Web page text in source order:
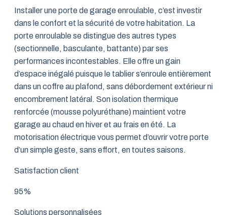
Installer une porte de garage enroulable, c’est investir
dans le confort et la sécurité de votre habitation. La
porte enroulable se distingue des autres types
(sectionnelle, basculante, battante) par ses
performances incontestables. Elle offre un gain
d’espace inégalé puisque le tablier s’enroule entièrement
dans un coffre au plafond, sans débordement extérieur ni
encombrement latéral. Son isolation thermique
renforcée (mousse polyuréthane) maintient votre
garage au chaud en hiver et au frais en été. La
motorisation électrique vous permet d’ouvrir votre porte
d’un simple geste, sans effort, en toutes saisons.
Satisfaction client
95%
Solutions personnalisées